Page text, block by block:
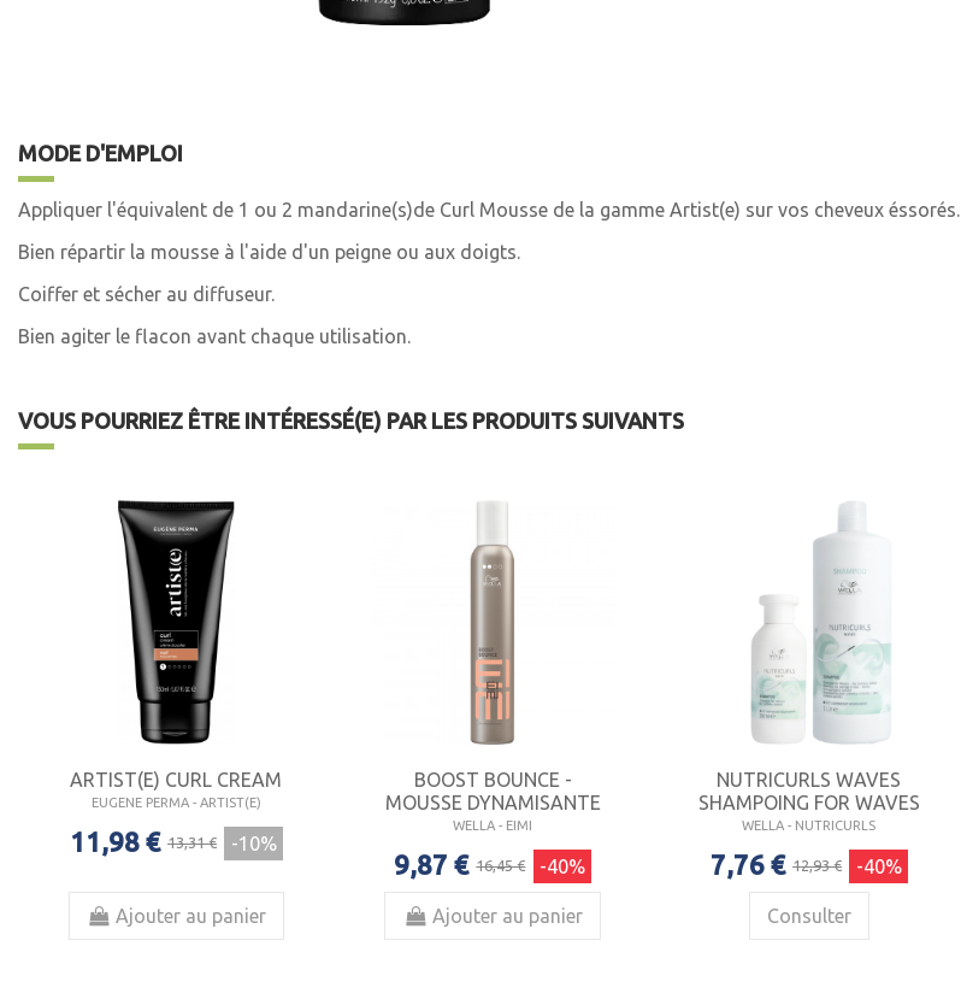
MODE D'EMPLOI
Appliquer l'équivalent de 1 ou 2 mandarine(s)de Curl Mousse de la gamme Artist(e) sur vos cheveux éssorés.
Bien répartir la mousse à l'aide d'un peigne ou aux doigts.
Coiffer et sécher au diffuseur.
Bien agiter le flacon avant chaque utilisation.
VOUS POURRIEZ ÊTRE INTÉRESSÉ(E) PAR LES PRODUITS SUIVANTS
ARTIST(E) CURL CREAM
EUGENE PERMA - ARTIST(E)
11,98 € 13,31 € -10%
Ajouter au panier
BOOST BOUNCE -
MOUSSE DYNAMISANTE
WELLA - EIMI
9,87 € 16,45 € -40%
Ajouter au panier
NUTRICURLS WAVES
SHAMPOING FOR WAVES
WELLA - NUTRICURLS
7,76 € 12,93 € -40%
Consulter